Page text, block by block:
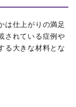
は仕上がりの満足
されている症例や
る大きな材料とな